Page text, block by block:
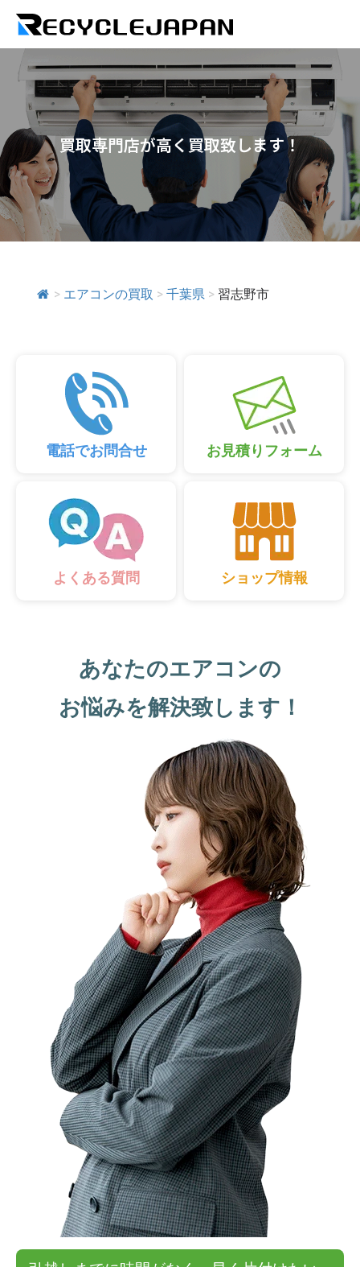
買取専門店が高く買取致します！
> エアコンの買取 > 千葉県 > 習志野市
電話でお問合せ お見積りフォーム
よくある質問 ショップ情報
あなたのエアコンの
お悩みを解決致します！